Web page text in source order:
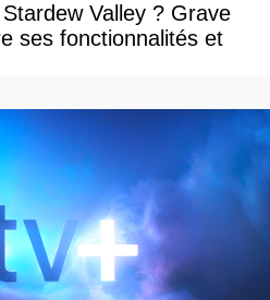
Valley ? Grave
ses fonctionnalités et